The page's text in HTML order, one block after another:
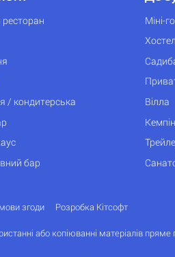
/ кондитерська
бар
Міні-
Хостел
Вілла
згоди Розробка Кітсофт
або копіюванні матеріалів